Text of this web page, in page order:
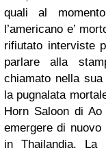
quali al
l’americano e’
rifiutato interviste
parlare alla
chiamato nella sua
la pugnalata
Horn Saloon di Ao
emergere di
in Thailandia. La